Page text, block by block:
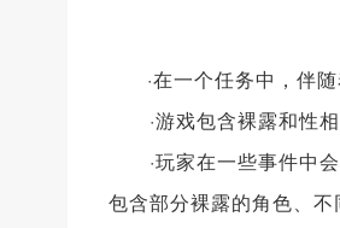
·在一个任务中，伴
·游戏包含裸露和性相
·玩家在一些事件中会
包含部分裸露的角色、不